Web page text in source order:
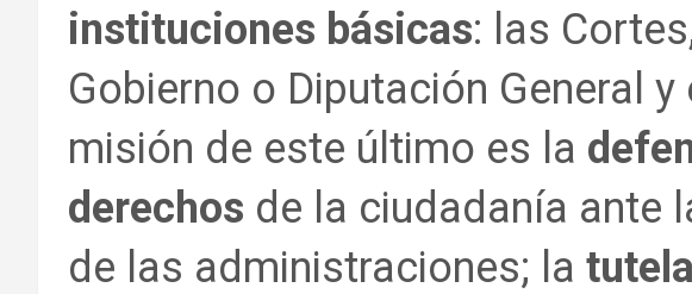
instituciones básicas: las
Gobierno o Diputación General
misión de este último es la
derechos de la ciudadanía ante
de las administraciones; la